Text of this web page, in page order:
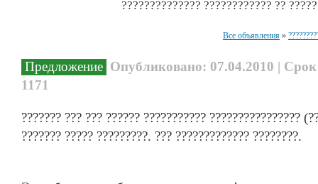
?????????????? ???????????? ??
Все объявления »
Предложение Опубликовано: 07.04.2010 |
1171
??????? ??? ??? ?????? ??????????? ????????????????
??????? ????? ?????????. ??? ????????????? ????????.